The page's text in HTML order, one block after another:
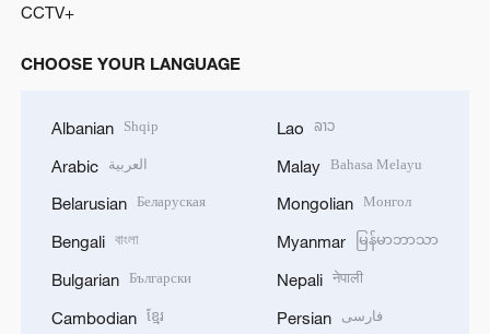
CCTV+
CHOOSE YOUR LANGUAGE
Albanian Shqip
Arabic العربية
Belarusian Беларуская
Bengali বাংলা
Bulgarian Български
Cambodian ខ្មែរ
Lao ລາວ
Malay Bahasa Melayu
Mongolian Монгол
Myanmar မြန်မာဘာသာ
Nepali नेपाली
Persian فارسی